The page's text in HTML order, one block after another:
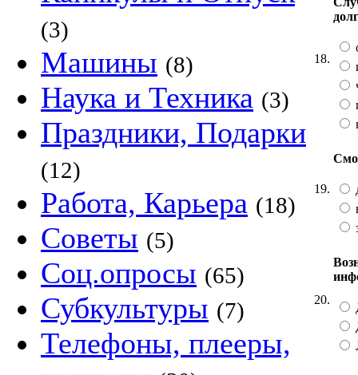
(3)
Машины (8)
Наука и Техника (3)
Праздники, Подарки
(12)
Работа, Карьера (18)
Советы (5)
Соц.опросы (65)
Субкультуры (7)
Телефоны, плееры,
18.
19.
20.